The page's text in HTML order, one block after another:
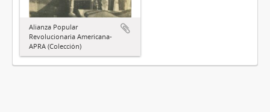
Alianza Popular
Revolucionaria Americana-
APRA (Colección)